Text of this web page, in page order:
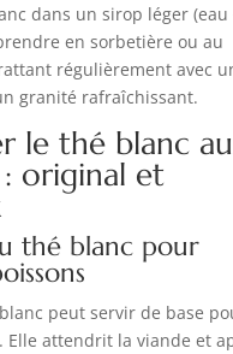
dans un sirop léger (eau
en sorbetière ou au
régulièrement avec
granité rafraîchissant.
le thé blanc
: original et
thé blanc pour
peut servir de base
Elle attendrit la viande et